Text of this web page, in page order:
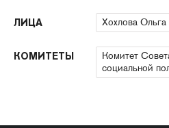
ЛИЦА Хохлова
КОМИТЕТЫ
Комитет
социальной